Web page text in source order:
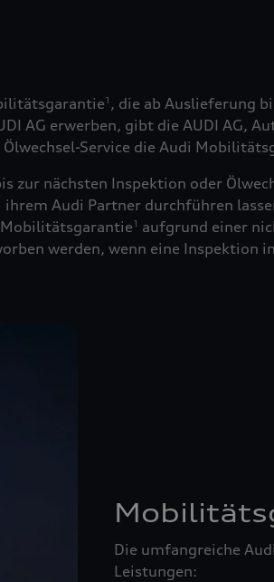
1 , die ab Auslieferung
AG erwerben, gibt die AUDI AG,
Service die Audi
zur nächsten Inspektion oder
Audi Partner durchführen
1
aufgrund einer
werden, wenn eine Inspektion
Die umfangreiche
Leistungen: